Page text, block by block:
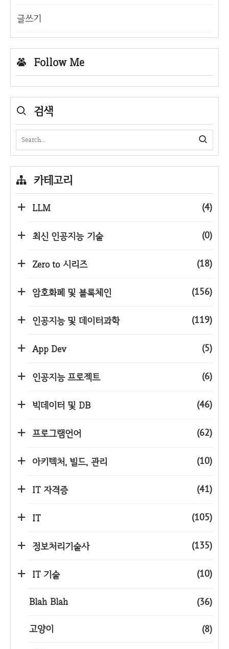
글쓰기
Follow Me
검색
카테고리
LLM (4)
최신 인공지능 기술 (0)
Zero to 시리즈 (18)
암호화폐 및 블록체인 (156)
인공지능 및 데이터과학 (119)
App Dev (5)
인공지능 프로젝트 (6)
빅데이터 및 DB (46)
프로그램언어 (62)
아키텍처, 빌드, 관리 (10)
IT 자격증 (41)
IT (105)
정보처리기술사 (135)
IT 기술 (10)
Blah Blah (36)
고양이 (8)